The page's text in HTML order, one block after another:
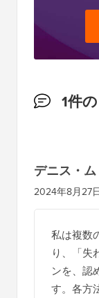
読
の
イ
ン
1件
デニス・ム
2024年8月27
私は複数
り、「失
ンを、認
す。各方